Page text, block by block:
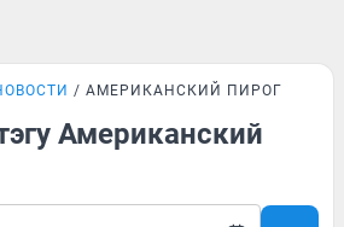
АМЕРИКАНСКИЙ ПИРОГ
Американский